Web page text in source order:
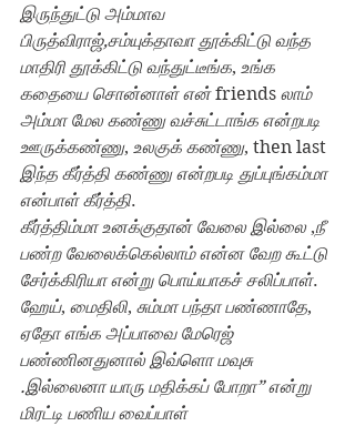
இருந்துட்டு அம்மாவ
பிருத்விராஜ்,சம்யுக்தாவா தூக்கிட்டு வந்த
மாதிரி தூக்கிட்டு வந்துட்டீங்க, உங்க
கதையை சொன்னாள் என் friends லாம்
அம்மா மேல கண்ணு வச்சுட்டாங்க என்றபடி
ஊருக்கண்ணு, உலகுக் கண்ணு, then last
இந்த கீர்த்தி கண்ணு என்றபடி துப்புங்கம்மா
என்பாள் கீர்த்தி.
கீர்த்திம்மா உனக்குதான் வேலை இல்லை ,நீ
பண்ற வேலைக்கெல்லாம் என்ன வேற கூட்டு
சேர்க்கிரியா என்று பொய்யாகச் சலிப்பாள்.
ஹேய், மைதிலி, சும்மா பந்தா பண்ணாதே,
ஏதோ எங்க அப்பாவை மேரெஜ்
பண்ணினதுனால் இவ்ளொ மவுசு
.இல்லைனா யாரு மதிக்கப் போறா” என்று
மிரட்டி பணிய வைப்பாள்